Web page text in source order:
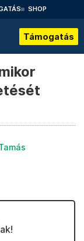
SHOP
Támogatás